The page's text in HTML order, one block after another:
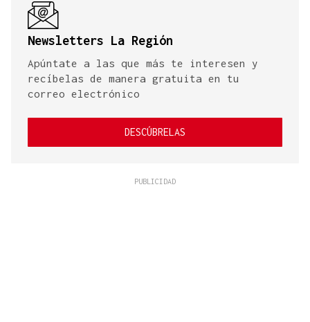
Newsletters La Región
Apúntate a las que más te interesen y
recíbelas de manera gratuita en tu
correo electrónico
DESCÚBRELAS